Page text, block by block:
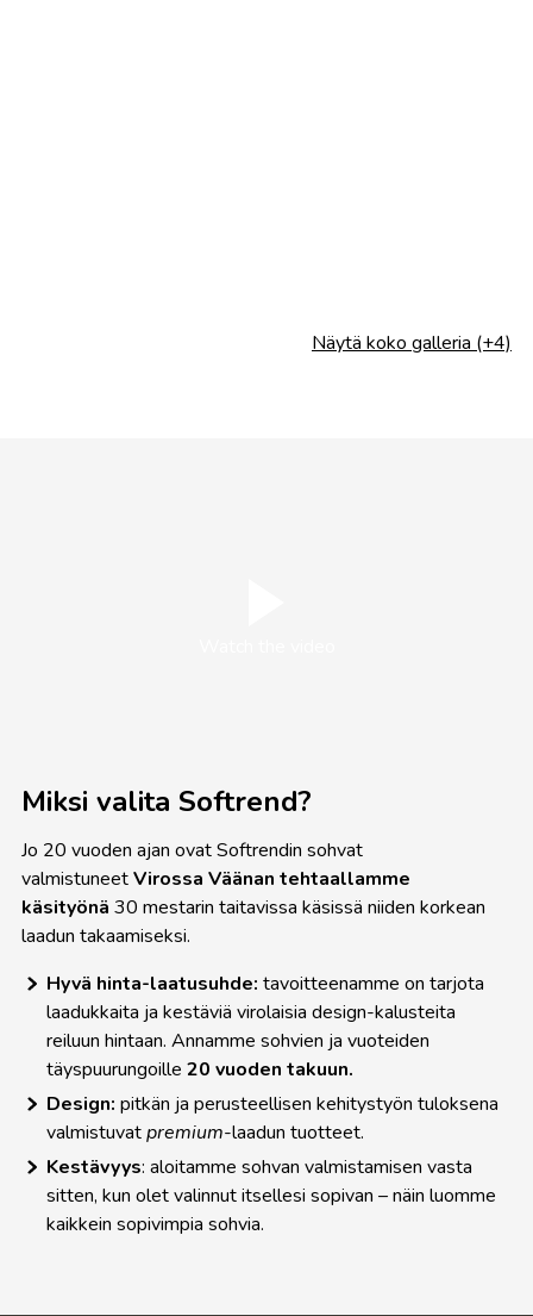
Näytä koko galleria (+4)
Miksi valita Softrend?
Jo 20 vuoden ajan ovat Softrendin sohvat
valmistuneetVirossa Väänan tehtaallamme
käsityönä 30 mestarin taitavissa käsissä niiden korkean
laadun takaamiseksi.
Hyvä hinta-laatusuhde: tavoitteenamme on tarjota
laadukkaita ja kestäviä virolaisia design-kalusteita
reiluun hintaan. Annamme sohvien ja vuoteiden
täyspuurungoille 20 vuoden takuun.
Design: pitkän ja perusteellisen kehitystyön tuloksena
valmistuvatpremium-laadun tuotteet.
Kestävyys: aloitamme sohvan valmistamisen vasta
sitten, kun olet valinnut itsellesi sopivan – näin luomme
kaikkein sopivimpia sohvia.